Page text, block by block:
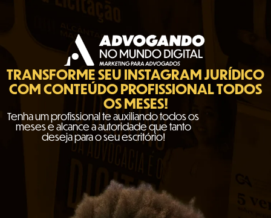
TRANSFORME SEU INSTAGRAM JURÍDICO
COM CONTEÚDO PROFISSIONAL TODOS
OS MESES!
Tenha um profissional te auxiliando todos os
meses e alcance a autoridade que tanto
deseja para o seu escritório!